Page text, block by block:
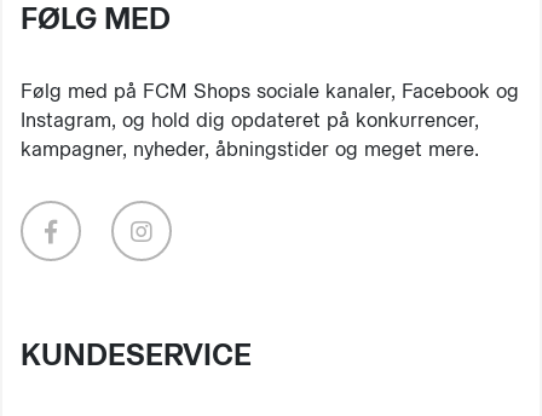
FØLG MED
Følg med på FCM Shops sociale kanaler, Facebook og
Instagram, og hold dig opdateret på konkurrencer,
kampagner, nyheder, åbningstider og meget mere.
KUNDESERVICE